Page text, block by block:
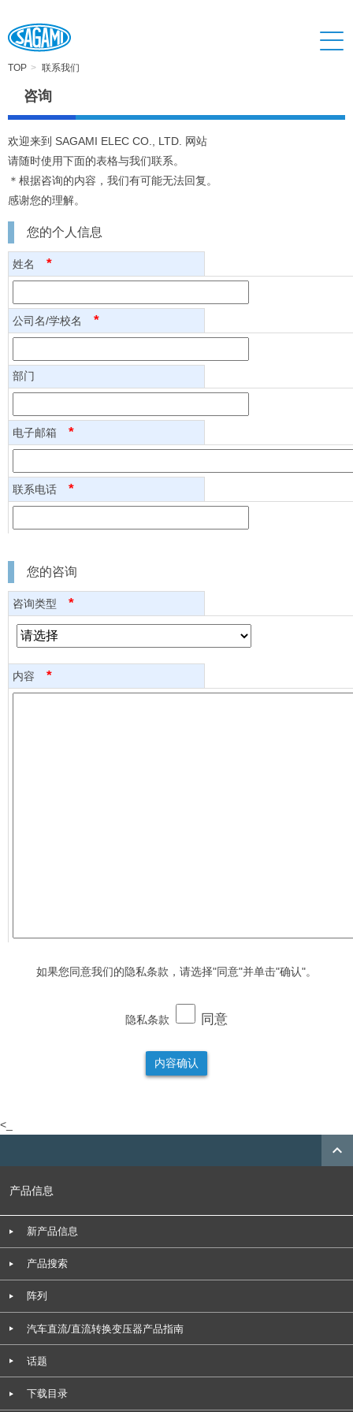
TOP 联系我们
咨询
欢迎来到 SAGAMI ELEC CO., LTD. 网站
请随时使用下面的表格与我们联系。
＊根据咨询的内容，我们有可能无法回复。
感谢您的理解。
您的个人信息
姓名 *
公司名/学校名 *
部门
电子邮箱 *
联系电话 *
您的咨询
咨询类型 *
内容 *
如果您同意我们的隐私条款，请选择"同意"并单击"确认"。
隐私条款 同意
<_
expand_less
产品信息
新产品信息
产品搜索
阵列
汽车直流/直流转换变压器产品指南
话题
下载目录